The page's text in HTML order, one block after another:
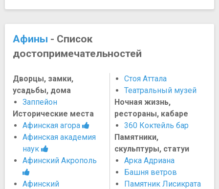
Афины - Список
достопримечательностей
Дворцы, замки,
усадьбы, дома
Заппейон
Исторические места
Афинская агора
Афинская академия
наук
Афинский Акрополь
Афинский
Стоя Аттала
Театральный музей
Ночная жизнь,
рестораны, кабаре
360 Коктейль бар
Памятники,
скульптуры, статуи
Арка Адриана
Башня ветров
Памятник Лисикрата